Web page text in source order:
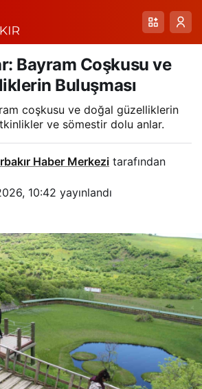
Bayram Coşkusu ve
Buluşması
coşkusu ve doğal güzelliklerin
ve sömestir dolu anlar.
Haber Merkezi tarafından
10:42 yayınlandı
Göçü
Paylaş